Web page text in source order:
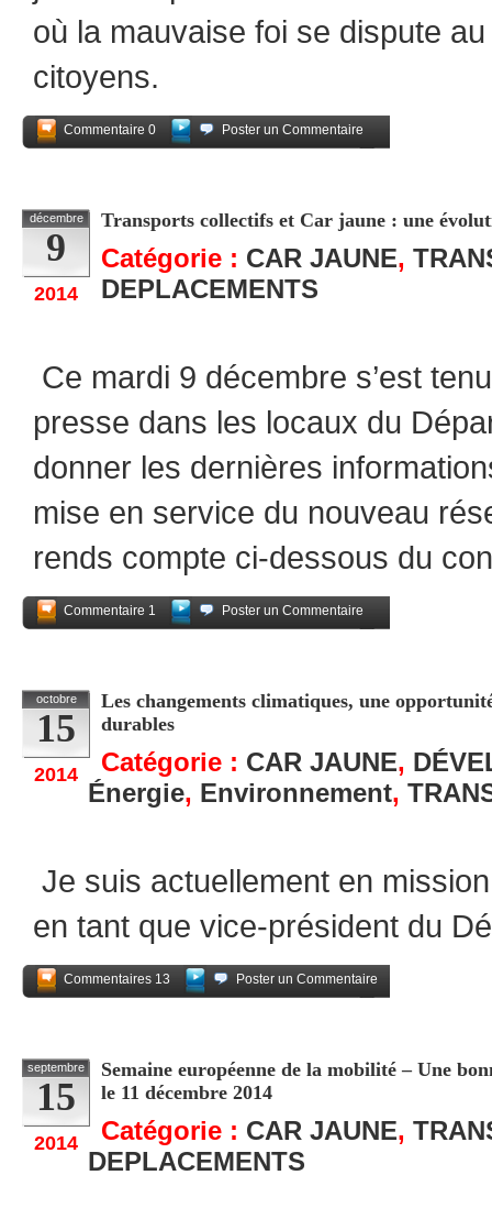
où la mauvaise foi se dispute
citoyens.
Commentaire 0
Poster un Commentaire
décembre
9
2014
Transports collectifs et Car jaune : une
Catégorie : CAR JAUNE,
DEPLACEMENTS
Ce mardi 9 décembre s’est
presse dans les locaux du
donner les dernières
mise en service du nouveau
rends compte ci-dessous du
Commentaire 1
Poster un Commentaire
octobre
15
2014
Les changements climatiques, une
durables
Catégorie : CAR JAUNE,
Énergie, Environnement,
Je suis actuellement en
en tant que vice-président du
Commentaires 13
Poster un Commentaire
septembre
15
2014
Semaine européenne de la mobilité – Une
le 11 décembre 2014
Catégorie : CAR JAUNE,
DEPLACEMENTS